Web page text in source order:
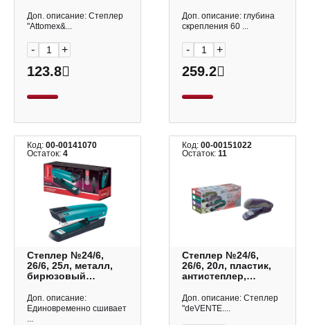
Доп. описание: Степлер
"Attomex&...
- +
123.8
"sigNATURE"
4142514 deVENTE
Доп. описание: глубина
скрепления 60 ...
- +
259.2
Код: 00-00141070
Остаток: 4
Степлер №24/6,
26/6, 25л, металл,
бирюзовый
354300 Maped
Доп. описание:
Единовременно сшивает
...
Код:00-00151022
Остаток:11
Степлер №24/6,
26/6, 20л, пластик,
антистеплер,
"Marandi" 4142202
deVENTE
Доп. описание: Степлер
"deVENTE....